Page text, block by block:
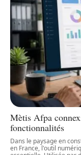
Mètis Afpa
fonctionnalités
Dans le paysage en
en France, l'outil